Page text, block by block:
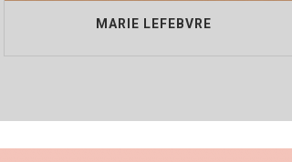
MARIE LEFEBVRE